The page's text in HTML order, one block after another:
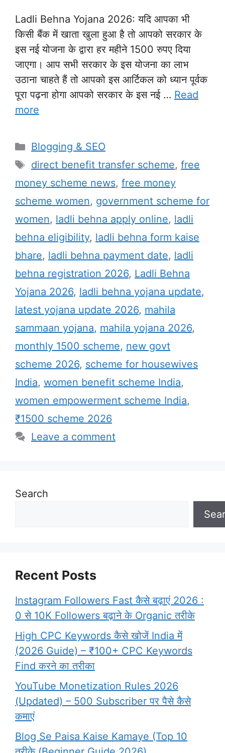
Ladli Behna Yojana 2026: यदि आपका भी
किसी बैंक में खाता खुला हुआ है तो आपको सरकार के
इस नई योजना के द्वारा हर महीने 1500 रुपए दिया
जाएगा। आप सभी सरकार के इस योजना का लाभ
उठाना चाहते हैं तो आपको इस आर्टिकल को ध्यान पूर्वक
पूरा पढ़ना होगा आपको सरकार के इस नई … Read
more
Categories
Blogging & SEO
Tags
direct benefit transfer scheme, free
money scheme news, free money
scheme women, government scheme for
women, ladli behna apply online, ladli
behna eligibility, ladli behna form kaise
bhare, ladli behna payment date, ladli
behna registration 2026, Ladli Behna
Yojana 2026, ladli behna yojana update,
latest yojana update 2026, mahila
sammaan yojana, mahila yojana 2026,
monthly 1500 scheme, new govt
scheme 2026, scheme for housewives
India, women benefit scheme India,
women empowerment scheme India,
₹1500 scheme 2026
Leave a comment
Search
Recent Posts
Instagram Followers Fast कैसे बढ़ाएं 2026 :
0 से 10K Followers बढ़ाने के Organic तरीके
High CPC Keywords कैसे खोजें India में
(2026 Guide) – ₹100+ CPC Keywords
Find करने का तरीका
YouTube Monetization Rules 2026
(Updated) – 500 Subscriber पर पैसे कैसे
कमाएं
Blog Se Paisa Kaise Kamaye (Top 10